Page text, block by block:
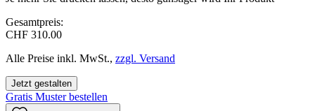
Gesamtpreis:
CHF 310.00
Alle Preise inkl. MwSt., zzgl. Versand
Jetzt gestalten
Gratis Muster bestellen